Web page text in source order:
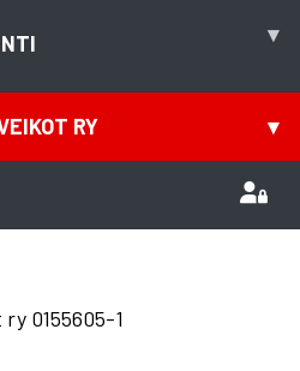
▾
RY ▾
0155605-1